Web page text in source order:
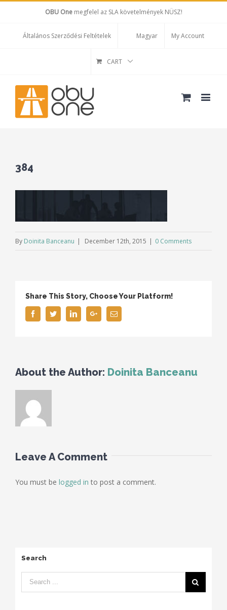
OBU Onemegfelel az SLA követelmények NÜSZ!
Általános Szerződési Feltételek Magyar My Account
CART
384
By Doinita Banceanu | December 12th, 2015 | 0 Comments
Share This Story, Choose Your Platform!
FacebookTwitterLinkedinGoogle+Email
About the Author: Doinita Banceanu
Leave A Comment
You must be logged in to post a comment.
Search